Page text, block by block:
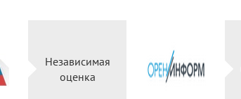
Независимая
оценка